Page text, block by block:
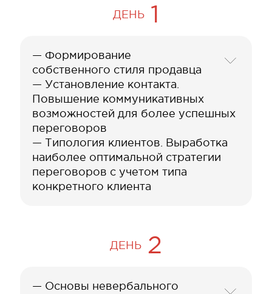
ДЕНЬ 1
— Формирование
собственного стиля продавца
— Установление контакта.
Повышение коммуникативных
возможностей для более успешных
переговоров
— Типология клиентов. Выработка
наиболее оптимальной стратегии
переговоров с учетом типа
конкретного клиента
ДЕНЬ 2
— Основы невербального